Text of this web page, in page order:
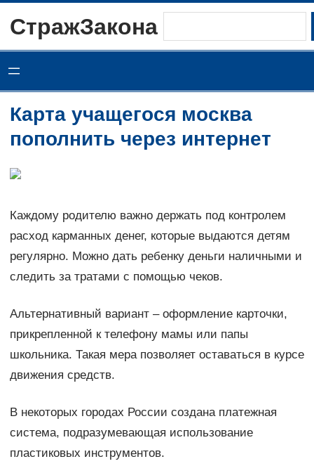
содержимому
СтражЗакона
Карта учащегося москва
пополнить через интернет
Каждому родителю важно держать под контролем
расход карманных денег, которые выдаются детям
регулярно. Можно дать ребенку деньги наличными и
следить за тратами с помощью чеков.
Альтернативный вариант – оформление карточки,
прикрепленной к телефону мамы или папы
школьника. Такая мера позволяет оставаться в курсе
движения средств.
В некоторых городах России создана платежная
система, подразумевающая использование
пластиковых инструментов.